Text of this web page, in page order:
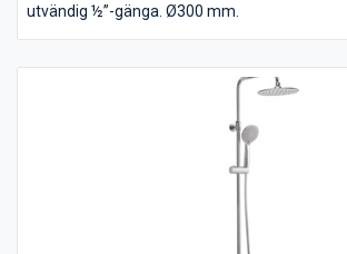
utvändig ½”-gänga. Ø300 mm.